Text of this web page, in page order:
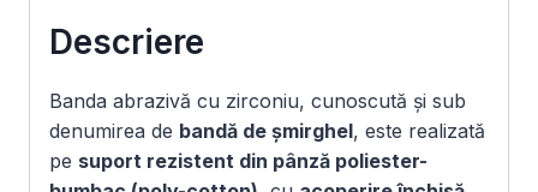
Descriere
Banda abrazivă cu zirconiu, cunoscută și sub
denumirea de bandă de șmirghel, este realizată
pe suport rezistent din pânză poliester-